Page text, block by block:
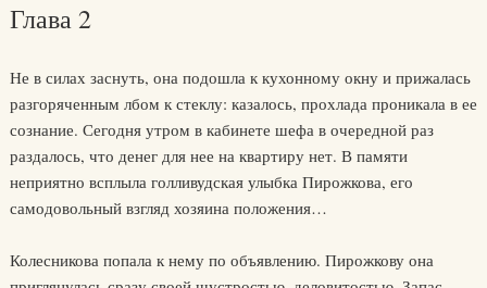
Глава 2
Не в силах заснуть, она подошла к кухонному окну и прижалась
разгоряченным лбом к стеклу: казалось, прохлада проникала в ее
сознание. Сегодня утром в кабинете шефа в очередной раз
раздалось, что денег для нее на квартиру нет. В памяти
неприятно всплыла голливудская улыбка Пирожкова, его
самодовольный взгляд хозяина положения…
Колесникова попала к нему по объявлению. Пирожкову она